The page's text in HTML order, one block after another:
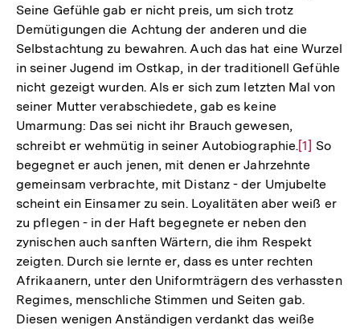
Seine Gefühle gab er nicht preis, um sich trotz
Demütigungen die Achtung der anderen und die
Selbstachtung zu bewahren. Auch das hat eine Wurzel
in seiner Jugend im Ostkap, in der traditionell Gefühle
nicht gezeigt wurden. Als er sich zum letzten Mal von
seiner Mutter verabschiedete, gab es keine
Umarmung: Das sei nicht ihr Brauch gewesen,
schreibt er wehmütig in seiner Autobiographie.Zur
Auflösung
der
Fußnote
[1] So
begegnet er auch jenen, mit denen er Jahrzehnte
gemeinsam verbrachte, mit Distanz - der Umjubelte
scheint ein Einsamer zu sein. Loyalitäten aber weiß er
zu pflegen - in der Haft begegnete er neben den
zynischen auch sanften Wärtern, die ihm Respekt
zeigten. Durch sie lernte er, dass es unter rechten
Afrikaanern, unter den Uniformträgern des verhassten
Regimes, menschliche Stimmen und Seiten gab.
Diesen wenigen Anständigen verdankt das weiße